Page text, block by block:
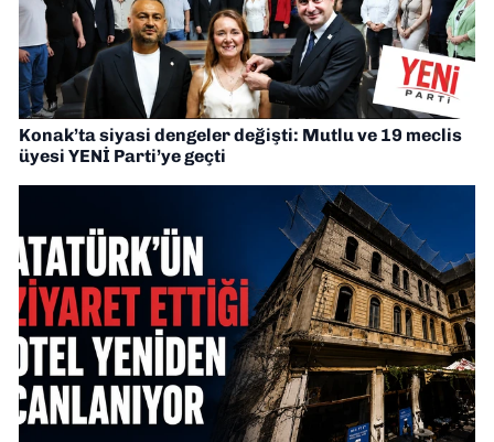
Konak’ta siyasi dengeler değişti: Mutlu ve 19 meclis
üyesi YENİ Parti’ye geçti